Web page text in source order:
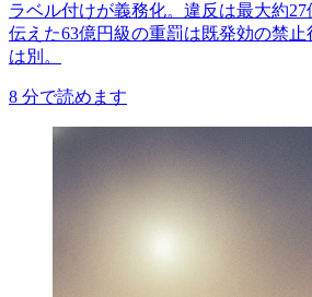
ラベル付けが義務化。違反は最大約
伝えた63億円級の重罰は既発効の禁
は別。
8 分で読めます